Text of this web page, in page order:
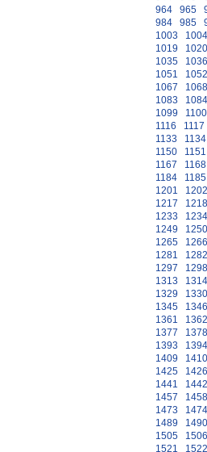
964
965
984
985
1003
1004
1019
1020
1035
1036
1051
1052
1067
1068
1083
1084
1099
1100
1116
1117
1133
1134
1150
1151
1167
1168
1184
1185
1201
1202
1217
1218
1233
1234
1249
1250
1265
1266
1281
1282
1297
1298
1313
1314
1329
1330
1345
1346
1361
1362
1377
1378
1393
1394
1409
1410
1425
1426
1441
1442
1457
1458
1473
1474
1489
1490
1505
1506
1521
1522